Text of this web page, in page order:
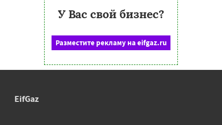
У Вас свой бизнес?
Разместите рекламу на eifgaz.ru
EifGaz